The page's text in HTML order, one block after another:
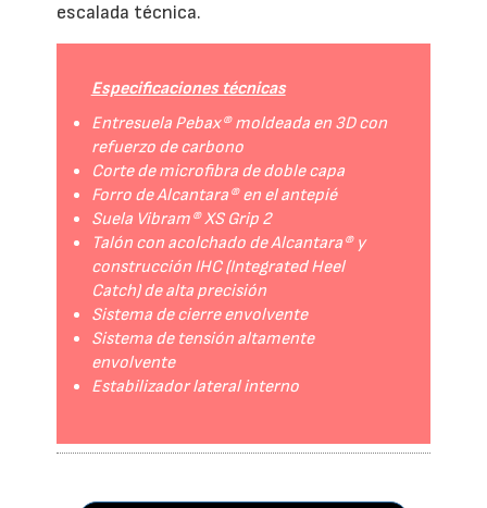
escalada técnica.
Especificaciones técnicas
Entresuela Pebax® moldeada en 3D con
refuerzo de carbono
Corte de microfibra de doble capa
Forro de Alcantara® en el antepié
Suela Vibram® XS Grip 2
Talón con acolchado de Alcantara® y
construcción IHC (Integrated Heel
Catch) de alta precisión
Sistema de cierre envolvente
Sistema de tensión altamente
envolvente
Estabilizador lateral interno